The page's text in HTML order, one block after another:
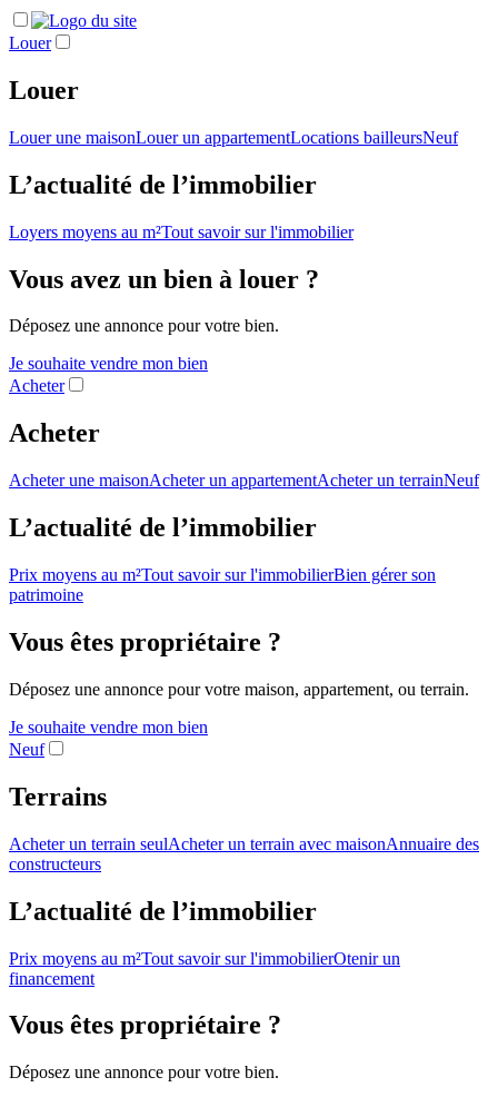
Louer
Louer
Louer une maisonLouer un appartementLocations bailleursNeuf
L’actualité de l’immobilier
Loyers moyens au m²Tout savoir sur l'immobilier
Vous avez un bien à louer ?
Déposez une annonce pour votre bien.
Je souhaite vendre mon bien
Acheter
Acheter
Acheter une maisonAcheter un appartementAcheter un terrainNeuf
L’actualité de l’immobilier
Prix moyens au m²Tout savoir sur l'immobilierBien gérer son
patrimoine
Vous êtes propriétaire ?
Déposez une annonce pour votre maison, appartement, ou terrain.
Je souhaite vendre mon bien
Neuf
Terrains
Acheter un terrain seulAcheter un terrain avec maisonAnnuaire des
constructeurs
L’actualité de l’immobilier
Prix moyens au m²Tout savoir sur l'immobilierOtenir un
financement
Vous êtes propriétaire ?
Déposez une annonce pour votre bien.